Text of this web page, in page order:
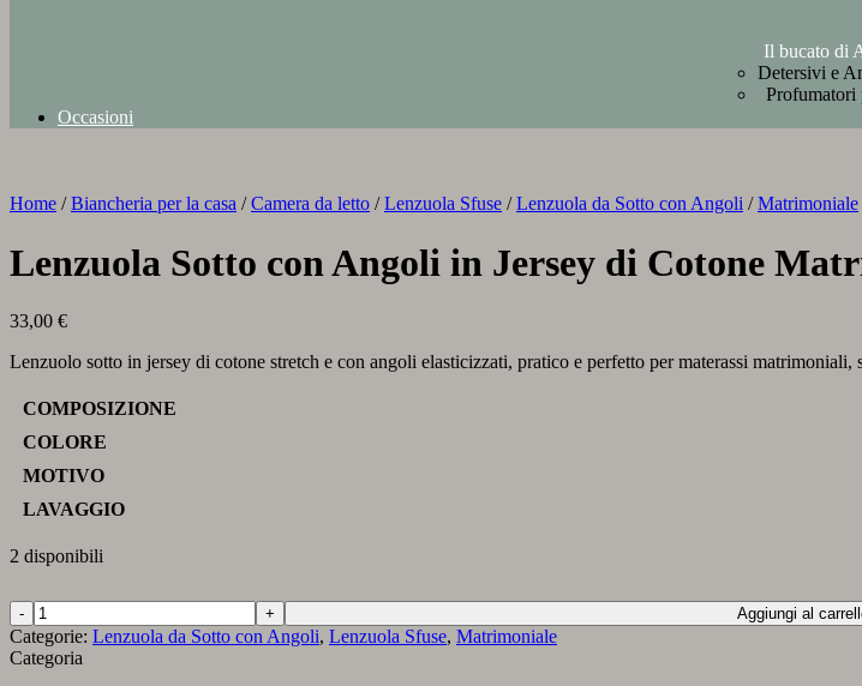
Il bucato di
Detersivi e
Profumatori
Occasioni
Home / Biancheria per la casa / Camera da letto / Lenzuola Sfuse / Lenzuola da Sotto con Angoli / Matrimoniale
Lenzuola Sotto con Angoli in Jersey di Cotone
33,00 €
Lenzuolo sotto in jersey di cotone stretch e con angoli elasticizzati, pratico e perfetto per materassi matrimoniali,
COMPOSIZIONE
COLORE
MOTIVO
LAVAGGIO
2 disponibili
Lenzuola
Sotto
con
Angoli
Aggiungi al
Categorie: Lenzuola da Sotto con Angoli, Lenzuola Sfuse, Matrimoniale
Categoria